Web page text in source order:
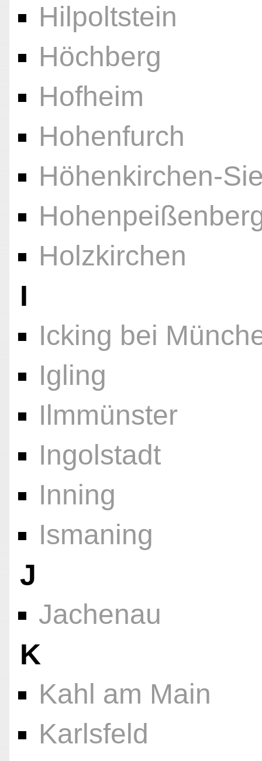
Hilpoltstein
Höchberg
Hofheim
Hohenfurch
Höhenkirchen-
Holzkirchen
I
Icking bei
Igling
Ilmmünster
Ingolstadt
Inning
Ismaning
J
Jachenau
K
Kahl am Main
Karlsfeld